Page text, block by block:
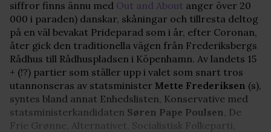
siffror finns ännu med Out and About anger över 20
000 i paraden) danskar, skåningar och tillresta deltog
på en väl bevakat Prideparad som i år, efter Coronan,
åter gick den traditionella vägen från Frederiksbergs
Rådhus till Rådhuspladsen i Köpenhamn. Av landets 15
+ (!?) partier som ställer upp i valet som snart tros
utannonseras av statsminister Mette Frederiksen (s),
syntes bland annat Enhedslisten, Konservative med
statsministerkandidaten Søren Pape Poulsen , De
Frie Grønne, Alternativet, Socialistisk Folkeparti,